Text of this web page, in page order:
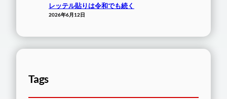
レッテル貼りは令和でも続く
2026年6月12日
Tags